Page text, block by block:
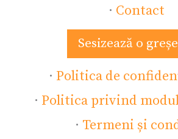
· Contact
Sesizează o
· Politica de
· Politica privind
· Termeni și